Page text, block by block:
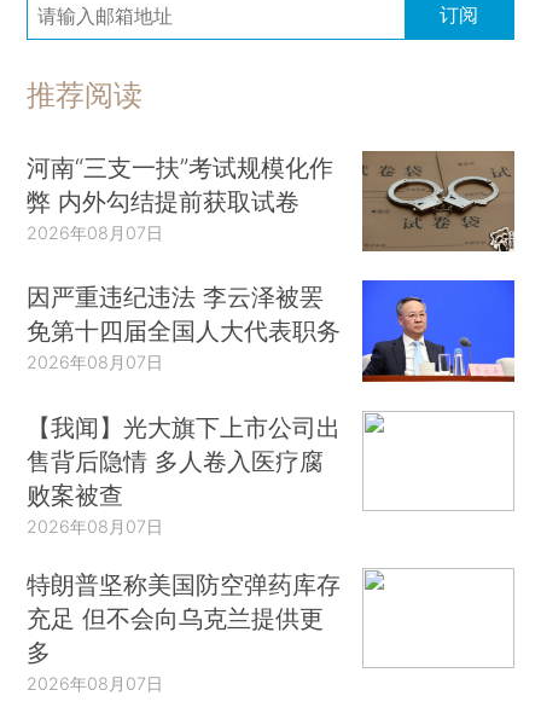
订阅
推荐阅读
河南“三支一扶”考试规模化作
弊 内外勾结提前获取试卷
2026年08月07日
因严重违纪违法 李云泽被罢
免第十四届全国人大代表职务
2026年08月07日
【我闻】光大旗下上市公司出
售背后隐情 多人卷入医疗腐
败案被查
2026年08月07日
特朗普坚称美国防空弹药库存
充足 但不会向乌克兰提供更
多
2026年08月07日